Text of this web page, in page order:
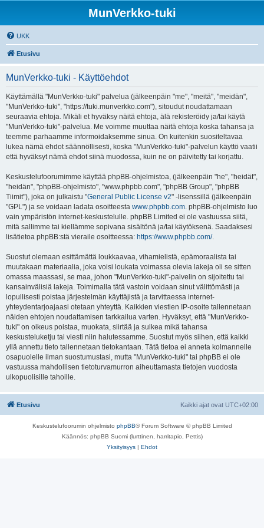
MunVerkko-tuki
UKK
Etusivu
MunVerkko-tuki - Käyttöehdot
Käyttämällä "MunVerkko-tuki" palvelua (jälkeenpäin "me", "meitä", "meidän",
"MunVerkko-tuki", "https://tuki.munverkko.com"), sitoudut noudattamaan
seuraavia ehtoja. Mikäli et hyväksy näitä ehtoja, älä rekisteröidy ja/tai käytä
"MunVerkko-tuki"-palvelua. Me voimme muuttaa näitä ehtoja koska tahansa ja
teemme parhaamme informoidaksemme sinua. On kuitenkin suositeltavaa
lukea nämä ehdot säännöllisesti, koska "MunVerkko-tuki"-palvelun käyttö vaatii
että hyväksyt nämä ehdot siinä muodossa, kuin ne on päivitetty tai korjattu.
Keskustelufoorumimme käyttää phpBB-ohjelmistoa, (jälkeenpäin "he", "heidät",
"heidän", "phpBB-ohjelmisto", "www.phpbb.com", "phpBB Group", "phpBB
Tiimit"), joka on julkaistu "General Public License v2" -lisenssillä (jälkeenpäin
"GPL") ja se voidaan ladata osoitteesta www.phpbb.com. phpBB-ohjelmisto luo
vain ympäristön internet-keskustelulle. phpBB Limited ei ole vastuussa siitä,
mitä sallimme tai kiellämme sopivana sisältönä ja/tai käytöksenä. Saadaksesi
lisätietoa phpBB:stä vieraile osoitteessa: https://www.phpbb.com/.
Suostut olemaan esittämättä loukkaavaa, vihamielistä, epämoraalista tai
muutakaan materiaalia, joka voisi loukata voimassa olevia lakeja oli se sitten
omassa maassasi, se maa, johon "MunVerkko-tuki"-palvelin on sijoitettu tai
kansainvälisiä lakeja. Toimimalla tätä vastoin voidaan sinut välittömästi ja
lopullisesti poistaa järjestelmän käyttäjistä ja tarvittaessa internet-
yhteydentarjoajaasi otetaan yhteyttä. Kaikkien viestien IP-osoite tallennetaan
näiden ehtojen noudattamisen tarkkailua varten. Hyväksyt, että "MunVerkko-
tuki" on oikeus poistaa, muokata, siirtää ja sulkea mikä tahansa
keskusteluketju tai viesti niin halutessamme. Suostut myös siihen, että kaikki
yllä annettu tieto tallennetaan tietokantaan. Tätä tietoa ei anneta kolmannelle
osapuolelle ilman suostumustasi, mutta "MunVerkko-tuki" tai phpBB ei ole
vastuussa mahdollisen tietoturvamurron aiheuttamasta tietojen vuodosta
ulkopuolisille tahoille.
Etusivu Kaikki ajat ovat UTC+02:00
Keskustelufoorumin ohjelmisto phpBB® Forum Software © phpBB Limited
Käännös: phpBB Suomi (lurttinen, harritapio, Pettis)
Yksityisyys | Ehdot